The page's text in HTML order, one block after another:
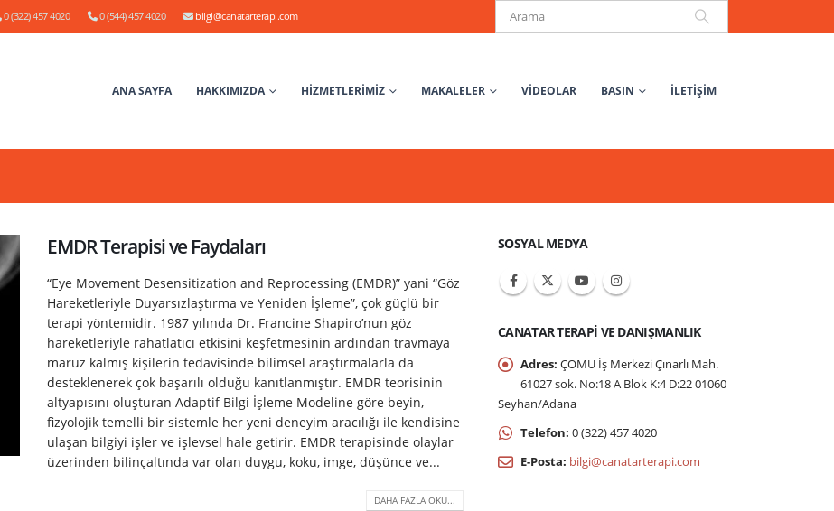
0 (322) 457 4020 0 (544) 457 4020 bilgi@canatarterapi.com
ANA SAYFA HAKKIMIZDA HİZMETLERİMİZ MAKALELER VIDEOLAR BASIN İLETİŞİM
EMDR Terapisi ve Faydaları
“Eye Movement Desensitization and Reprocessing (EMDR)” yani “Göz
Hareketleriyle Duyarsızlaştırma ve Yeniden İşleme”, çok güçlü bir
terapi yöntemidir. 1987 yılında Dr. Francine Shapiro’nun göz
hareketleriyle rahatlatıcı etkisini keşfetmesinin ardından travmaya
maruz kalmış kişilerin tedavisinde bilimsel araştırmalarla da
desteklenerek çok başarılı olduğu kanıtlanmıştır. EMDR teorisinin
altyapısını oluşturan Adaptif Bilgi İşleme Modeline göre beyin,
fizyolojik temelli bir sistemle her yeni deneyim aracılığı ile kendisine
ulaşan bilgiyi işler ve işlevsel hale getirir. EMDR terapisinde olaylar
üzerinden bilinçaltında var olan duygu, koku, imge, düşünce ve...
DAHA FAZLA OKU...
SOSYAL MEDYA
CANATAR TERAPI VE DANIŞMANLIK
Adres: ÇOMU İş Merkezi Çınarlı Mah.
61027 sok. No:18 A Blok K:4 D:22 01060
Seyhan/Adana
Telefon: 0 (322) 457 4020
E-Posta: bilgi@canatarterapi.com